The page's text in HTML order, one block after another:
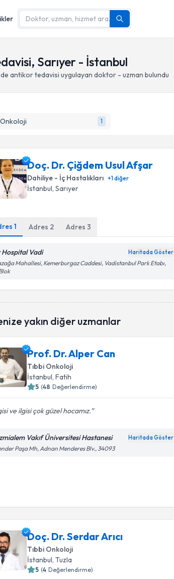
Sarıyer - İstanbul
antikor tedavisi uygulayan doktor - uzman bulundu
1
Doç. Dr. Çiğdem Usul Afşar
Dahiliye - İç Hastalıkları +1diğer
İstanbul, Sarıyer
1 Adres 2 Adres3
Hospital Vadi Haritada Göster
Mahallesi, Kemerburgaz Caddesi, Vadistanbul Park Etabı,
yakın diğer uzmanlar
Prof. Dr. Alper Can
Tıbbi Onkoloji
İstanbul, Fatih
5 (48 Değerlendirme)
ve ilgisi çok güzel hocamız.
Vakıf Üniversitesi Hastanesi Haritada Göster
Paşa Mh, Adnan Menderes Blv., 34093
Doç. Dr. Serdar Arıcı
Tıbbi Onkoloji
İstanbul , Tuzla
5 (4 Değerlendirme)